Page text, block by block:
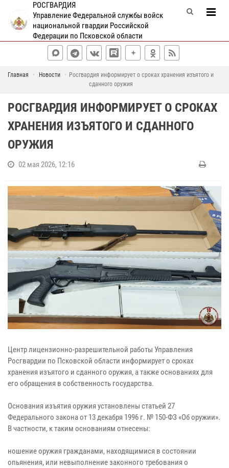
РОСГВАРДИЯ
Управление Федеральной службы войск
национальной гвардии Российской
Федерации по Псковской области
Главная Новости
Росгвардия информирует о сроках хранения изъятого и
сданного оружия
РОСГВАРДИЯ ИНФОРМИРУЕТ О СРОКАХ
ХРАНЕНИЯ ИЗЪЯТОГО И СДАННОГО
ОРУЖИЯ
02 мая 2026, 12:16
Центр лицензионно-разрешительной работы Управления
Росгвардии по Псковской области информирует о сроках
хранения изъятого и сданного оружия, а также основаниях для
его обращения в собственность государства.
Основания изъятия оружия установлены статьей 27
Федерального закона от 13 декабря 1996 г. № 150-ФЗ «Об оружии».
В частности, к таким основаниям отнесены:
ношение оружия гражданами, находящимися в состоянии
опьянения, или невыполнение законного требования о